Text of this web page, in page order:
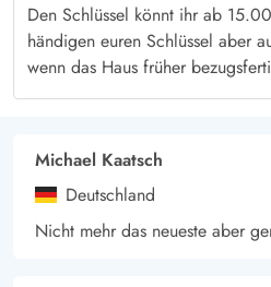
Den Schlüssel könnt ihr ab
händigen euren Schlüssel aber
wenn das Haus früher
Michael Kaatsch
Deutschland
Nicht mehr das neueste aber